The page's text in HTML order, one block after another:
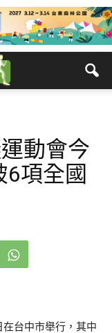
動會今
項全國
台中市舉行，其中